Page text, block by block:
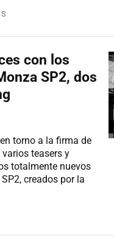
con los
SP2, dos
torno a la firma de
varios teasers y
totalmente nuevos
creados por la